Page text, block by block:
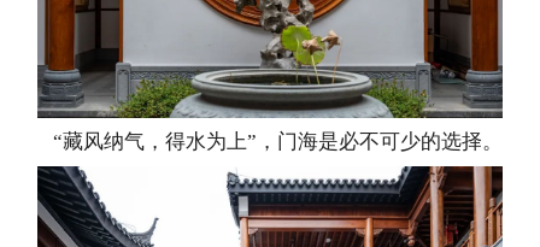
“藏风纳气，得水为上”，门海是必不可少的选择。